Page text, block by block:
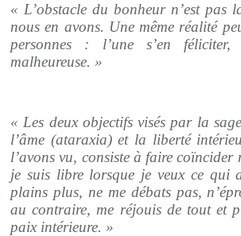
« L’obstacle du bonheur n’est pas
nous en avons. Une même réalité
personnes : l’une s’en
malheureuse. »
« Les deux objectifs visés par la
l’âme (ataraxia) et la liberté
l’avons vu, consiste à faire coïncider
je suis libre lorsque je veux ce qui
plains plus, ne me débats pas,
au contraire, me réjouis de tout et
paix intérieure. »